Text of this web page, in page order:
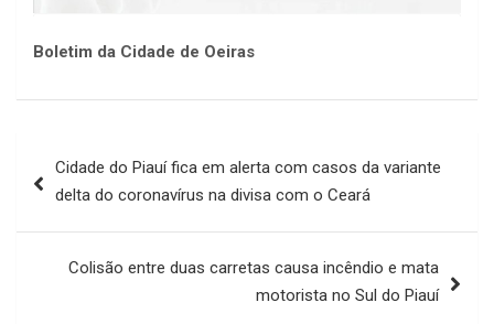
Boletim da Cidade de Oeiras
de
Cidade do Piauí fica em alerta com casos da variante
delta do coronavírus na divisa com o Ceará
Colisão entre duas carretas causa incêndio e mata
motorista no Sul do Piauí